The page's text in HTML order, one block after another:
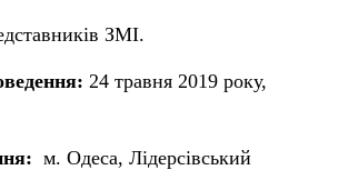
ЗМІ.
24 травня 2019 року,
м. Одеса, Лідерсівський